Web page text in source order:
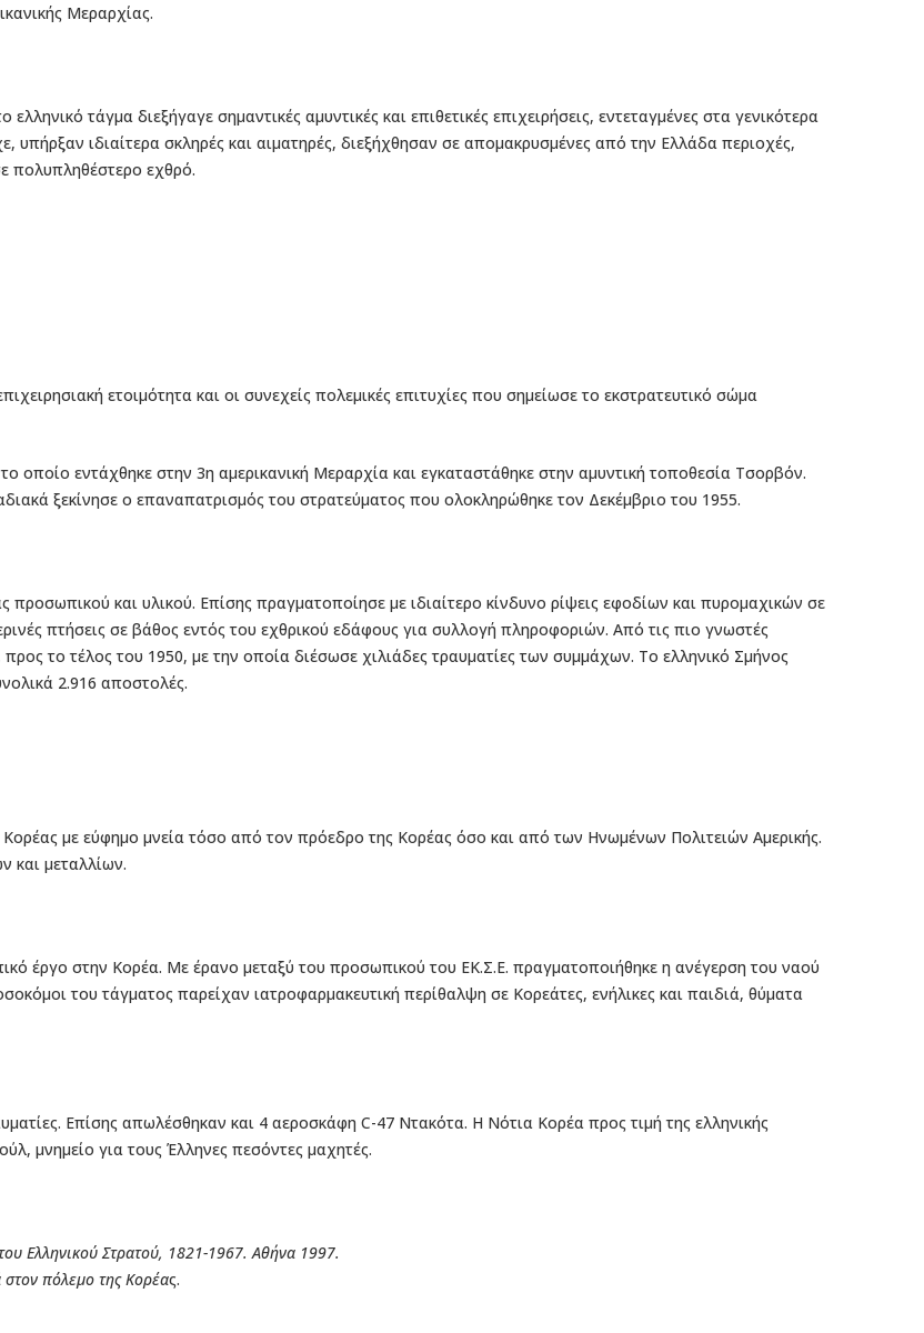
Μεραρχίας.
τάγμα διεξήγαγε σημαντικές αμυντικές και επιθετικές επιχειρήσεις, εντεταγμένες στα γενικότερα
υπήρξαν ιδιαίτερα σκληρές και αιματηρές, διεξήχθησαν σε απομακρυσμένες από την Ελλάδα περιοχές,
πολυπληθέστερο εχθρό.
ετοιμότητα και οι συνεχείς πολεμικές επιτυχίες που σημείωσε το εκστρατευτικό σώμα
εντάχθηκε στην 3η αμερικανική Μεραρχία και εγκαταστάθηκε στην αμυντική τοποθεσία Τσορβόν.
ξεκίνησε ο επαναπατρισμός του στρατεύματος που ολοκληρώθηκε τον Δεκέμβριο του 1955.
και υλικού. Επίσης πραγματοποίησε με ιδιαίτερο κίνδυνο ρίψεις εφοδίων και πυρομαχικών σε
πτήσεις σε βάθος εντός του εχθρικού εδάφους για συλλογή πληροφοριών. Από τις πιο γνωστές
το τέλος του 1950, με την οποία διέσωσε χιλιάδες τραυματίες των συμμάχων. Το ελληνικό Σμήνος
2.916 αποστολές.
με εύφημο μνεία τόσο από τον πρόεδρο της Κορέας όσο και από των Ηνωμένων Πολιτειών Αμερικής.
και μεταλλίων.
έργο στην Κορέα. Με έρανο μεταξύ του προσωπικού του ΕΚ.Σ.Ε. πραγματοποιήθηκε η ανέγερση του ναού
του τάγματος παρείχαν ιατροφαρμακευτική περίθαλψη σε Κορεάτες, ενήλικες και παιδιά, θύματα
Επίσης απωλέσθηκαν και 4 αεροσκάφη C-47 Ντακότα. Η Νότια Κορέα προς τιμή της ελληνικής
μνημείο για τους Έλληνες πεσόντες μαχητές.
Ελληνικού Στρατού, 1821-1967. Αθήνα 1997.
πόλεμο της Κορέας.